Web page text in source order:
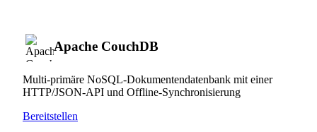
Apache CouchDB
Multi-primäre NoSQL-Dokumentendatenbank mit einer
HTTP/JSON-API und Offline-Synchronisierung
Bereitstellen